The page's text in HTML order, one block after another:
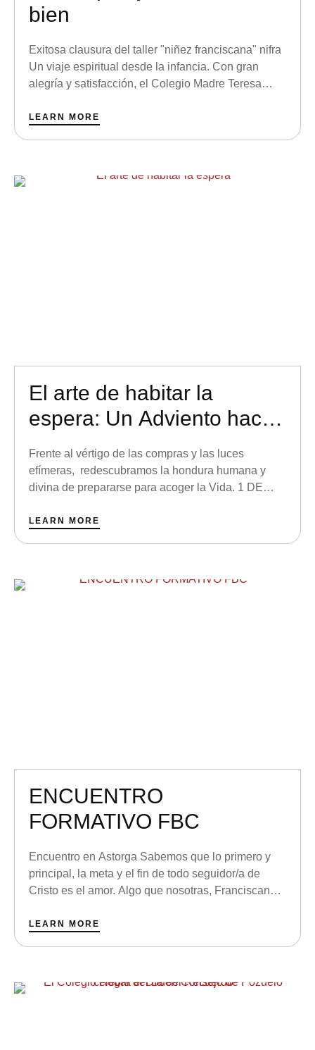
bien
Exitosa clausura del taller "niñez franciscana" nifra
Un viaje espiritual desde la infancia. Con gran
alegría y satisfacción, el Colegio Madre Teresa
del taller pastoral NIFRA (Niñez Franciscana). Este
LEARN MORE
El arte de habitar la
espera: Un Adviento hacia
lo esencial
Frente al vértigo de las compras y las luces
efímeras, redescubramos la hondura humana y
divina de prepararse para acoger la Vida. 1 DE
nuevo mes, pero nuestras calles llevan semanas
LEARN MORE
ENCUENTRO
FORMATIVO FBC
Encuentro en Astorga Sabemos que lo primero y
principal, la meta y el fin de todo seguidor/a de
Cristo es el amor. Algo que nosotras, Franciscanas
Teresa Rodón Asencio, queremos conseguir con
LEARN MORE